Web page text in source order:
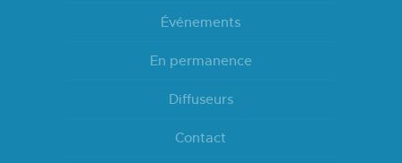
Événements
En permanence
Diffuseurs
Contact